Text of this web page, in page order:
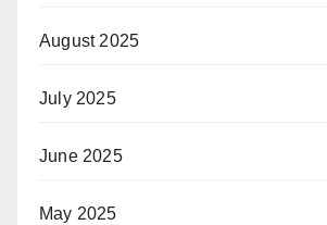
August 2025
July 2025
June 2025
May 2025